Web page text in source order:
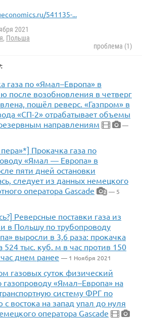
541135-...
2021
, Польша
проблема (1)
газа по «Ямал–Европа» в
после возобновления в четверг
пошёл реверс. «Газпром» в
«СП-2» отрабатывает объемы
направлениям
—
Прокачка газа по
«Ямал — Европа» в
пяти дней остановки
следует из данных немецкого
оператора Gascade
2 — 5
Реверсные поставки газа из
в Польшу по трубопроводу
выросли в 3,6 раза: прокачка
524 тыс. куб. м в час против 150
днем ранее — 1 Ноября 2021
газовых суток физический
газопроводу «Ямал–Европа» на
систему ФРГ по
востока на запад упал до нуля
оператора Gascade